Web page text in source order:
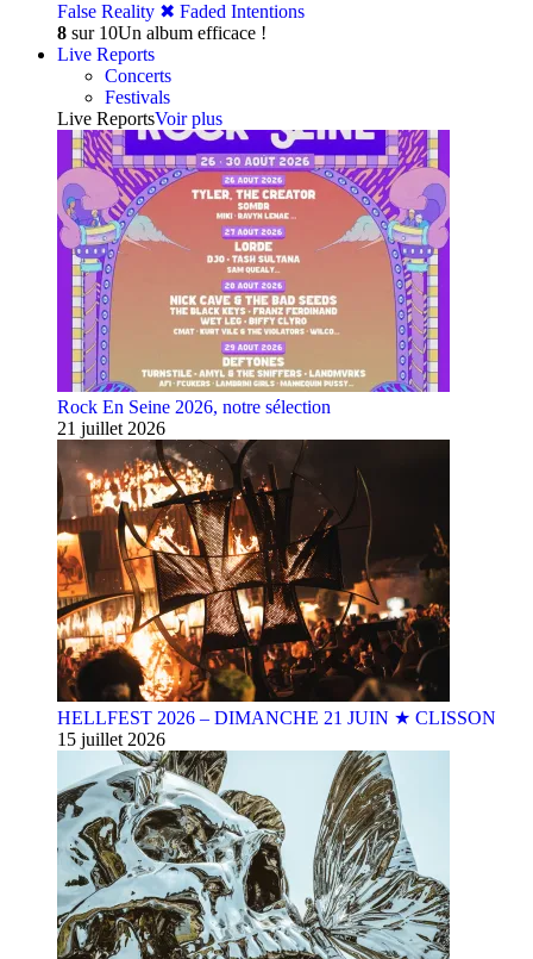
False Reality ✖︎ Faded Intentions
8 sur 10Un album efficace !
Live Reports
Concerts
Festivals
Live ReportsVoir plus
Rock En Seine 2026, notre sélection
21 juillet 2026
HELLFEST 2026 – DIMANCHE 21 JUIN ★ CLISSON
15 juillet 2026